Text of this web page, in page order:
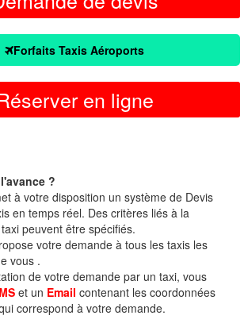
Forfaits Taxis Aéroports
en ligne
?
à votre disposition un système de Devis
en temps réel. Des critères liés à la
peuvent être spécifiés.
votre demande à tous les taxis les
vous .
de votre demande par un taxi, vous
et un Email contenant les coordonnées
correspond à votre demande.